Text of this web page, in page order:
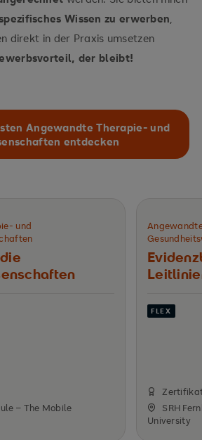
Wissen zu erwerben,
direkt in der Praxis umsetzen
der bleibt!
Angewandte Therapie- und
entdecken
und
– The Mobile
FLEX
SRH
University